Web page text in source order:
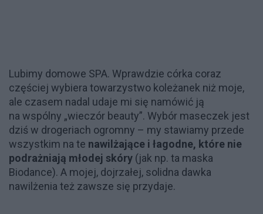
Lubimy domowe SPA. Wprawdzie córka coraz
częściej wybiera towarzystwo koleżanek niż moje,
ale czasem nadal udaje mi się namówić ją
na wspólny „wieczór beauty”. Wybór maseczek jest
dziś w drogeriach ogromny – my stawiamy przede
wszystkim na te nawilżające i łagodne, które nie
podrażniają młodej skóry (jak np. ta maska
Biodance). A mojej, dojrzałej, solidna dawka
nawilżenia też zawsze się przydaje.